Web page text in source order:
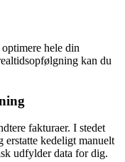
hele din
kan du
fakturaer. I stedet
erstatte kedeligt manuelt
udfylder data for dig.